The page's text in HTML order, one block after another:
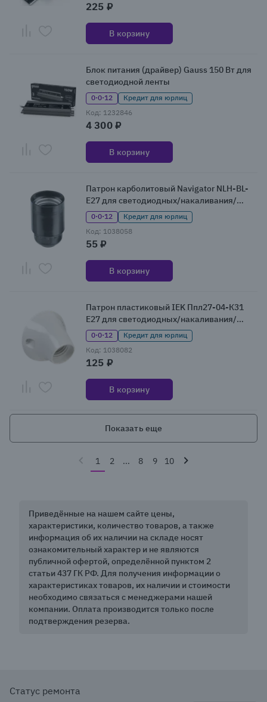
225 ₽
В корзину
Блок питания (драйвер) Gauss 150 Вт для
светодиодной ленты
0·0·12
Кредит для юрлиц
Код: 1232846
4 300 ₽
В корзину
Патрон карболитовый Navigator NLH-BL-
E27 для светодиодных/накаливания/
энергосберегающих ламп
0·0·12
Кредит для юрлиц
Код: 1038058
55 ₽
В корзину
Патрон пластиковый IEK Ппл27-04-К31
Е27 для светодиодных/накаливания/
энергосберегающих ламп
0·0·12
Кредит для юрлиц
Код: 1038082
125 ₽
В корзину
Показать еще
1 2 ... 8 9 10
Приведённые на нашем сайте цены,
характеристики, количество товаров, а также
информация об их наличии на складе носят
ознакомительный характер и не являются
публичной офертой, определённой пунктом 2
статьи 437 ГК РФ. Для получения информации о
характеристиках товаров, их наличии и стоимости
необходимо связаться с менеджерами нашей
компании. Оплата производится только после
подтверждения резерва.
Статус ремонта